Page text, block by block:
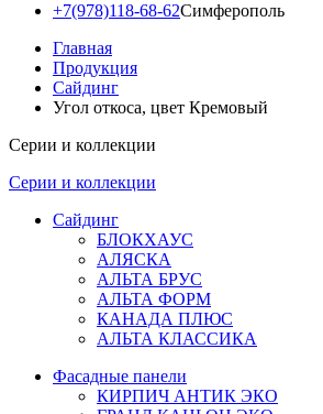
+7(978)118-68-62Симферополь
Главная
Продукция
Сайдинг
Угол откоса, цвет Кремовый
Серии и коллекции
Серии и коллекции
Сайдинг
БЛОКХАУС
АЛЯСКА
АЛЬТА БРУС
АЛЬТА ФОРМ
КАНАДА ПЛЮС
АЛЬТА КЛАССИКА
Фасадные панели
КИРПИЧ АНТИК ЭКО